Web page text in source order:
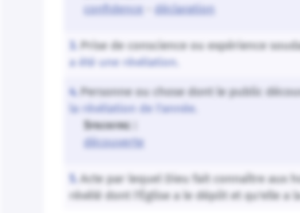
confidence -déclaration
Prise de conscience ou expérience
a été une révélation.
4. Personne ou chose dont le public
la révélation de l'année.
Synonyme :
découverte
Acte par lequel Dieu fait connaître aux
révélé dont l'Église a le dépôt et qu'elle a